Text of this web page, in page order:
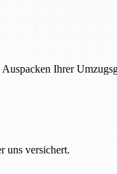
Ihrer
uns versichert.